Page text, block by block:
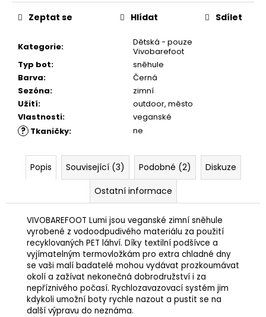
Kategorie:
Dětská - pouze
Vivobarefoot
Typ bot:
sněhule
Barva:
Černá
Sezóna:
zimní
Užití:
outdoor, město
Vlastnosti: veganské
? Tkaničky: ne
Zeptat se Hlídat Sdílet
Popis Související (3) Podobné (2)
Diskuze
Ostatní informace
VIVOBAREFOOT Lumi jsou veganské zimní sněhule
vyrobené z vodoodpudivého materiálu za použití
recyklovaných PET láhví. Díky textilní podšívce a
vyjímatelným termovložkám pro extra chladné dny
se vaši malí badatelé mohou vydávat prozkoumávat
okolí a zažívat nekonečná dobrodružství i za
nepříznivého počasí. Rychlozavazovací systém jim
kdykoli umožní boty rychle nazout a pustit se na
další výpravu do neznáma.
SUEDE
(VELOUR)
NUBUCK
SPRAY
200
ML,
01
NEUTRAL